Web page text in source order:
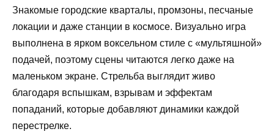
Знакомые городские кварталы, промзоны, песчаные
локации и даже станции в космосе. Визуально игра
выполнена в ярком воксельном стиле с «мультяшной»
подачей, поэтому сцены читаются легко даже на
маленьком экране. Стрельба выглядит живо
благодаря вспышкам, взрывам и эффектам
попаданий, которые добавляют динамики каждой
перестрелке.